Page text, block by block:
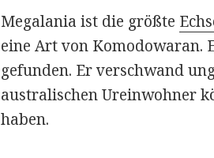
Megalania ist die größte
eine Art von Komodowaran.
gefunden. Er verschwand
australischen Ureinwohner
haben.